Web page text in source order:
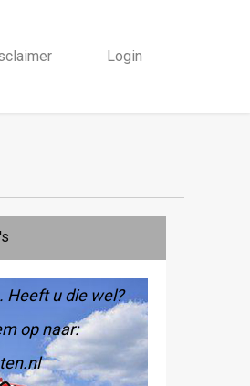
Login
Heeft u die wel?
op naar: